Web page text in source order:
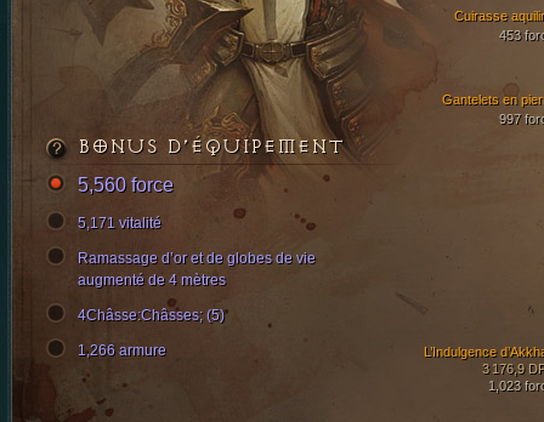
Cuirasse
453
Gantelets en
997
L’Indulgence
3 176,9
1,023
BONUS D’ÉQUIPEMENT
5,560 force
5,171 vitalité
Ramassage d’or et de globes de vie
augmenté de 4 mètres
4Châsse:Châsses; (5)
1,266 armure